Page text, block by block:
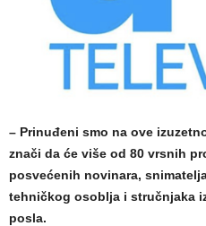
– Prinuđeni smo na ove
znači da će više od 80 vrsnih
posvećenih novinara,
tehničkog osoblja i stručnjaka
posla.